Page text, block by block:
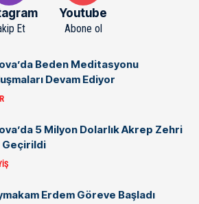
Et
Youtube
Abone ol
Beden Meditasyonu
Devam Ediyor
5 Milyon Dolarlık Akrep Zehri
Geçirildi
Erdem Göreve Başladı